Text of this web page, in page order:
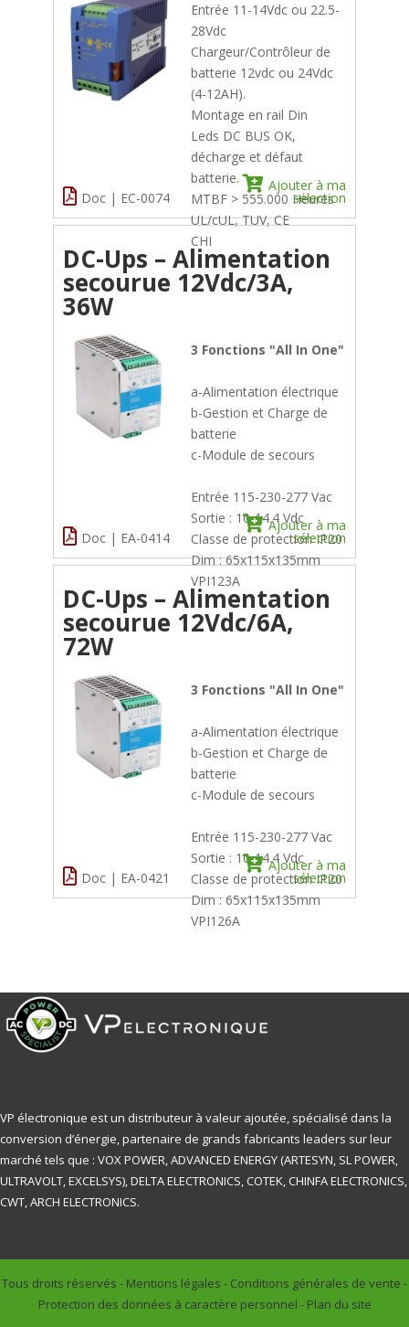
Entrée 11-14Vdc ou 22.5-
28Vdc
Chargeur/Contrôleur de
batterie 12vdc ou 24Vdc
(4-12AH).
Montage en rail Din
Leds DC BUS OK,
décharge et défaut
batterie.
MTBF > 555.000 Heures
UL/cUL, TUV, CE
CHI
Ajouter à ma
sélection
Doc | EC-0074
DC-Ups – Alimentation
secourue 12Vdc/3A,
36W
3 Fonctions "All In One"
a-Alimentation électrique
b-Gestion et Charge de
batterie
c-Module de secours
Entrée 115-230-277 Vac
Sortie : 10-14.4 Vdc
Classe de protection IP20
Dim : 65x115x135mm
VPI123A
Ajouter à ma
sélection
Doc | EA-0414
DC-Ups – Alimentation
secourue 12Vdc/6A,
72W
3 Fonctions "All In One"
a-Alimentation électrique
b-Gestion et Charge de
batterie
c-Module de secours
Entrée 115-230-277 Vac
Sortie : 10-14.4 Vdc
Classe de protection IP20
Dim : 65x115x135mm
VPI126A
Ajouter à ma
sélection
Doc | EA-0421
VP électronique est un distributeur à valeur ajoutée, spécialisé dans la
conversion d’énergie, partenaire de grands fabricants leaders sur leur
marché tels que : VOX POWER, ADVANCED ENERGY (ARTESYN, SL POWER,
ULTRAVOLT, EXCELSYS), DELTA ELECTRONICS, COTEK, CHINFA ELECTRONICS,
CWT, ARCH ELECTRONICS.
Tous droits réservés - Mentions légales - Conditions générales de vente -
Protection des données à caractère personnel - Plan du site